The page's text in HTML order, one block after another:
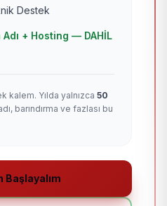
Destek
+ Hosting — DAHİL
kalem. Yılda yalnızca 50
barındırma ve fazlası bu
Başlayalım